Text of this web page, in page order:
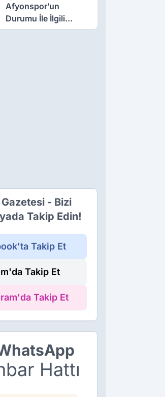
Afyonspor’un
Durumu İle İlgili
Millete Hesap
- Bizi
Takip Edin!
Takip Et
Takip Et
Takip Et
Hattı